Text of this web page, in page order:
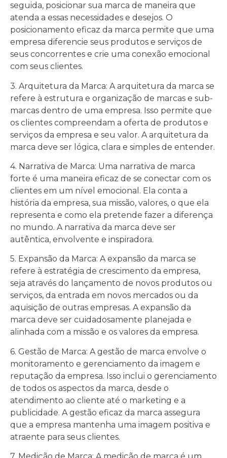
seguida, posicionar sua marca de maneira que
atenda a essas necessidades e desejos. O
posicionamento eficaz da marca permite que uma
empresa diferencie seus produtos e serviços de
seus concorrentes e crie uma conexão emocional
com seus clientes.
3. Arquitetura da Marca: A arquitetura da marca se
refere à estrutura e organização de marcas e sub-
marcas dentro de uma empresa. Isso permite que
os clientes compreendam a oferta de produtos e
serviços da empresa e seu valor. A arquitetura da
marca deve ser lógica, clara e simples de entender.
4. Narrativa de Marca: Uma narrativa de marca
forte é uma maneira eficaz de se conectar com os
clientes em um nível emocional. Ela conta a
história da empresa, sua missão, valores, o que ela
representa e como ela pretende fazer a diferença
no mundo. A narrativa da marca deve ser
autêntica, envolvente e inspiradora.
5. Expansão da Marca: A expansão da marca se
refere à estratégia de crescimento da empresa,
seja através do lançamento de novos produtos ou
serviços, da entrada em novos mercados ou da
aquisição de outras empresas. A expansão da
marca deve ser cuidadosamente planejada e
alinhada com a missão e os valores da empresa.
6. Gestão de Marca: A gestão de marca envolve o
monitoramento e gerenciamento da imagem e
reputação da empresa. Isso inclui o gerenciamento
de todos os aspectos da marca, desde o
atendimento ao cliente até o marketing e a
publicidade. A gestão eficaz da marca assegura
que a empresa mantenha uma imagem positiva e
atraente para seus clientes.